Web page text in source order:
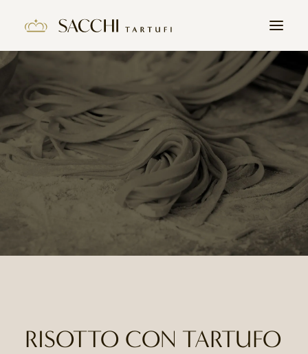
HOME
AZIENDA
PRODOTTI
IL TARTUFO
CONTATTI
RISOTTO CON TARTUFO